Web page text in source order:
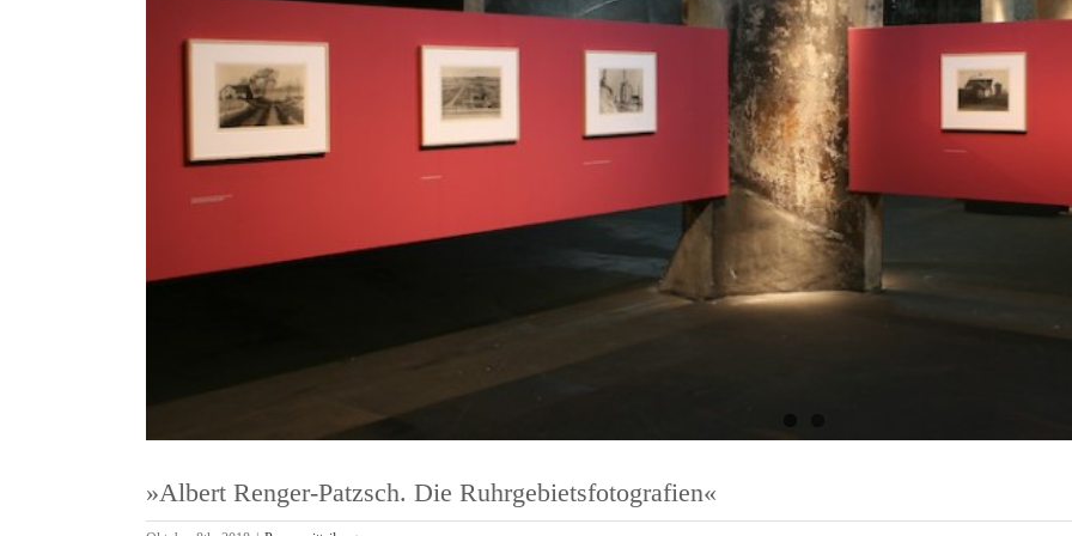
Dom und Michaeliskirche in
Karolingisches Westwerk und
»Albert Renger-Patzsch. Die Ruhrgebietsfotografien«